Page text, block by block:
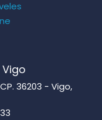
36203 - Vigo,